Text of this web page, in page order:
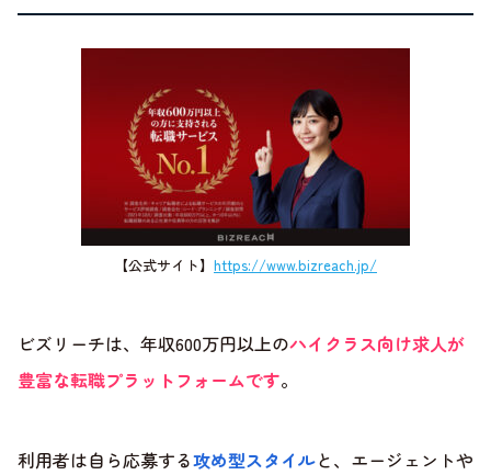
【公式サイト】 https://www.bizreach.jp/
ビズリーチは、年収600万円以上のハイクラス向け求人が
豊富な転職プラットフォームです。
利用者は自ら応募する攻め型スタイルと、エージェントや